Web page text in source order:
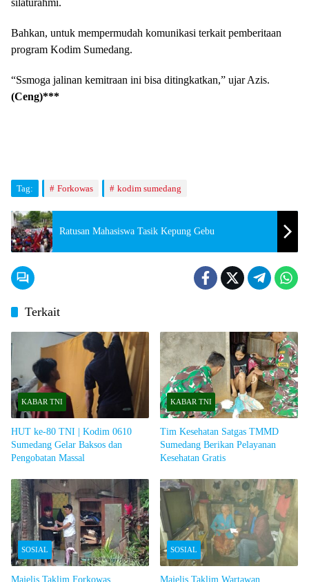
Bahkan, untuk mempermudah komunikasi terkait pemberitaan
program Kodim Sumedang.
“Ssmoga jalinan kemitraan ini bisa ditingkatkan,” ujar Azis.
(Ceng)***
Tag: Forkowas kodim sumedang
Ratusan Mahasiswa Tasik Kepung Gebu
Terkait
KABAR TNI
HUT ke-80 TNI | Kodim 0610
Sumedang Gelar Baksos dan
Pengobatan Massal
KABAR TNI
Tim Kesehatan Satgas TMMD
Sumedang Berikan Pelayanan
Kesehatan Gratis
SOSIAL
Majelis Taklim Forkowas
SOSIAL
Majelis Taklim Wartawan